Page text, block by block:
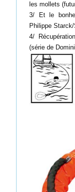
les mollets
3/ Et le
Philippe
4/
(série de